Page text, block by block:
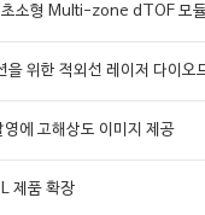
초소형 Multi-zone dTOF 모
위한 적외선 레이저 다이오
에 고해상도 이미지 제공
제품 확장